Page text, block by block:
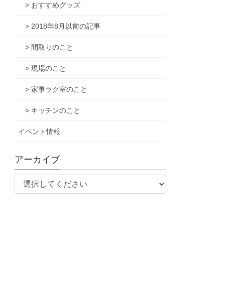
> おすすめグッズ
> 2018年8月以前の記事
> 間取りのこと
> 現場のこと
> 家事ラク室のこと
> キッチンのこと
イベント情報
アーカイブ